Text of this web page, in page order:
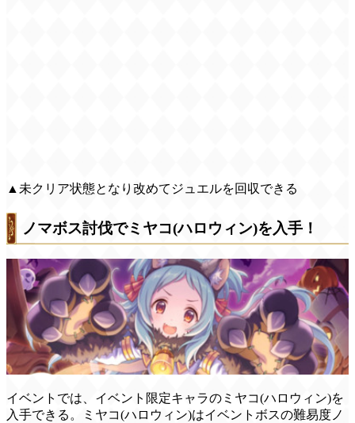
▲未クリア状態となり改めてジュエルを回収できる
ノマボス討伐でミヤコ(ハロウィン)を入手！
イベントでは、イベント限定キャラのミヤコ(ハロウィン)を
入手できる。ミヤコ(ハロウィン)はイベントボスの難易度ノ